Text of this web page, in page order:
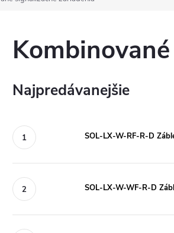
Najpredávanejšie
SOL-LX-W-RF-R-D
SOL-LX-W-WF-R-D